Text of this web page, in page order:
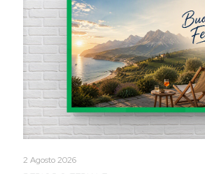
2 Agosto 2026